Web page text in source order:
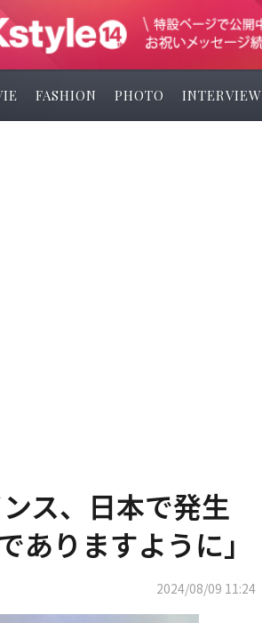
FASHION PHOTO INTERVIEW
ス、日本で発生
ありますように」
2024/08/09 11:24